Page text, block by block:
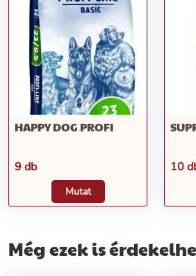
HAPPY DOG PROFI
9 db
Mutat
10
Még ezek is